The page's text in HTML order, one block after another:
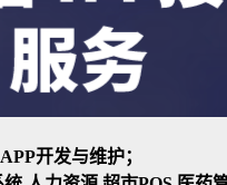
开发与维护；